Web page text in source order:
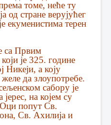
томе, неће ту
од стране верујућег
екуменистима терен
са Првим
је 325. године
Никеји, а коју
да злоупотребе.
сабору је
на којем су
попут Св.
Св. Ахилија и